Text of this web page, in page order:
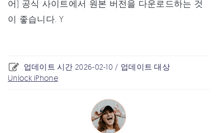
어) 공식 사이트에서 원본 버전을 다운로드하는 것
이 좋습니다. Y
업데이트 시간 2026-02-10 / 업데이트 대상
Unlock iPhone